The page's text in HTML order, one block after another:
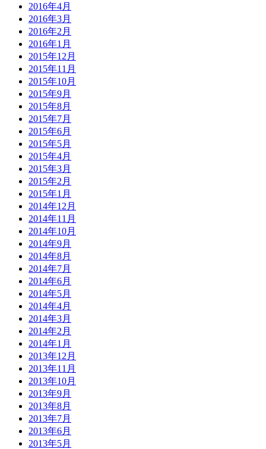
2016年4月
2016年3月
2016年2月
2016年1月
2015年12月
2015年11月
2015年10月
2015年9月
2015年8月
2015年7月
2015年6月
2015年5月
2015年4月
2015年3月
2015年2月
2015年1月
2014年12月
2014年11月
2014年10月
2014年9月
2014年8月
2014年7月
2014年6月
2014年5月
2014年4月
2014年3月
2014年2月
2014年1月
2013年12月
2013年11月
2013年10月
2013年9月
2013年8月
2013年7月
2013年6月
2013年5月